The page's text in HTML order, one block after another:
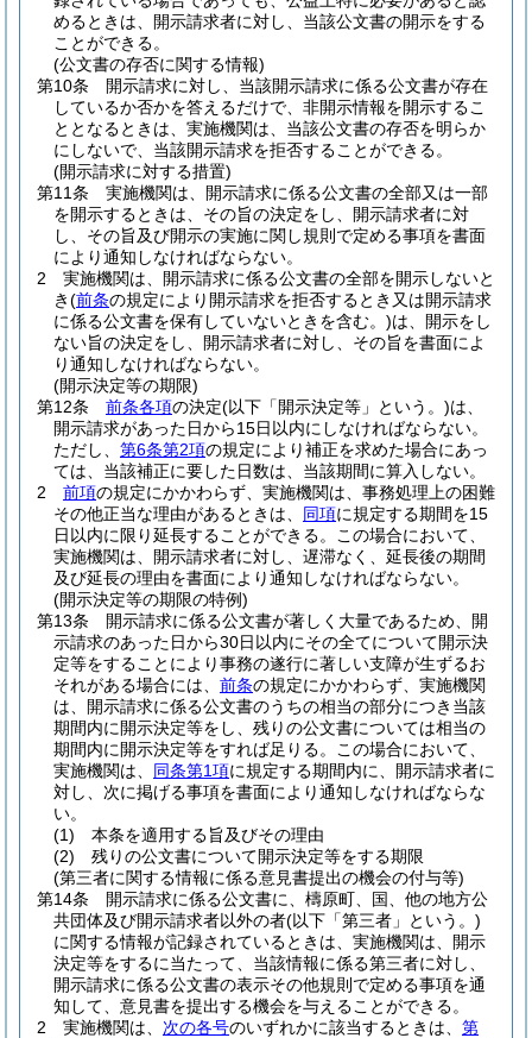
めるときは、開示請求者に対し、当該公文書の開示をする
ことができる。
(公文書の存否に関する情報)
第10条
開示請求に対し、当該開示請求に係る公文書が存在
しているか否かを答えるだけで、非開示情報を開示するこ
ととなるときは、実施機関は、当該公文書の存否を明らか
にしないで、当該開示請求を拒否することができる。
(開示請求に対する措置)
第11条
実施機関は、開示請求に係る公文書の全部又は一部
を開示するときは、その旨の決定をし、開示請求者に対
し、その旨及び開示の実施に関し規則で定める事項を書面
により通知しなければならない。
2
実施機関は、開示請求に係る公文書の全部を開示しないと
き(前条の規定により開示請求を拒否するとき又は開示請求
に係る公文書を保有していないときを含む。)は、開示をし
ない旨の決定をし、開示請求者に対し、その旨を書面によ
り通知しなければならない。
(開示決定等の期限)
第12条
前条各項の決定(以下「開示決定等」という。)は、
開示請求があった日から15日以内にしなければならない。
ただし、 第6条第2項の規定により補正を求めた場合にあっ
ては、当該補正に要した日数は、当該期間に算入しない。
2
前項の規定にかかわらず、実施機関は、事務処理上の困難
その他正当な理由があるときは、 同項に規定する期間を15
日以内に限り延長することができる。
この場合において、
実施機関は、開示請求者に対し、遅滞なく、延長後の期間
及び延長の理由を書面により通知しなければならない。
(開示決定等の期限の特例)
第13条
開示請求に係る公文書が著しく大量であるため、開
示請求のあった日から30日以内にその全てについて開示決
定等をすることにより事務の遂行に著しい支障が生ずるお
それがある場合には、 前条の規定にかかわらず、実施機関
は、開示請求に係る公文書のうちの相当の部分につき当該
期間内に開示決定等をし、残りの公文書については相当の
期間内に開示決定等をすれば足りる。
この場合において、
実施機関は、 同条第1項に規定する期間内に、開示請求者に
対し、次に掲げる事項を書面により通知しなければならな
い。
(1)
本条を適用する旨及びその理由
(2)
残りの公文書について開示決定等をする期限
(第三者に関する情報に係る意見書提出の機会の付与等)
第14条
開示請求に係る公文書に、檮原町、国、他の地方公
共団体及び開示請求者以外の者(以下「第三者」という。)
に関する情報が記録されているときは、実施機関は、開示
決定等をするに当たって、当該情報に係る第三者に対し、
開示請求に係る公文書の表示その他規則で定める事項を通
知して、意見書を提出する機会を与えることができる。
2
実施機関は、 次の各号のいずれかに該当するときは、 第